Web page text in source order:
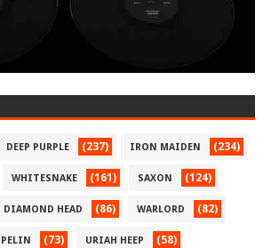
DEEP PURPLE (237) IRON MAIDEN (234)
WHITESNAKE (161) SAXON (124)
DIAMOND HEAD (86) WARLORD (82)
(73) URIAH HEEP (58)